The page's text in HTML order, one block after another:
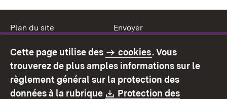
Plan du site
Envoyer
Mode d'emploi
Déclaration sur
l'accessibilité
Contact
Signaler un lien brisé
Cette page utilise des cookies. Vous
trouverez de plus amples informations sur le
règlement général sur la protection des
données à la rubrique
Download:
Protection des